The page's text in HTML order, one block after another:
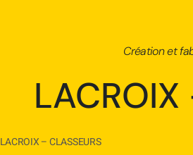
Création et
LACROIX – CLASSEURS